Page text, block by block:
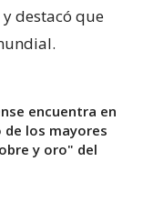
destacó que
encuentra en
los mayores
y oro" del